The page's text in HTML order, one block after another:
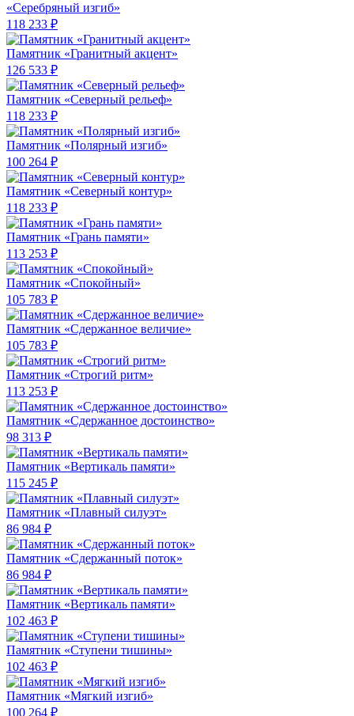
«Серебряный изгиб»
118 233 ₽
Памятник «Гранитный акцент»
126 533 ₽
Памятник «Северный рельеф»
118 233 ₽
Памятник «Полярный изгиб»
100 264 ₽
Памятник «Северный контур»
118 233 ₽
Памятник «Грань памяти»
113 253 ₽
Памятник «Спокойный»
105 783 ₽
Памятник «Сдержанное величие»
105 783 ₽
Памятник «Строгий ритм»
113 253 ₽
Памятник «Сдержанное достоинство»
98 313 ₽
Памятник «Вертикаль памяти»
115 245 ₽
Памятник «Плавный силуэт»
86 984 ₽
Памятник «Сдержанный поток»
86 984 ₽
Памятник «Вертикаль памяти»
102 463 ₽
Памятник «Ступени тишины»
102 463 ₽
Памятник «Мягкий изгиб»
100 264 ₽